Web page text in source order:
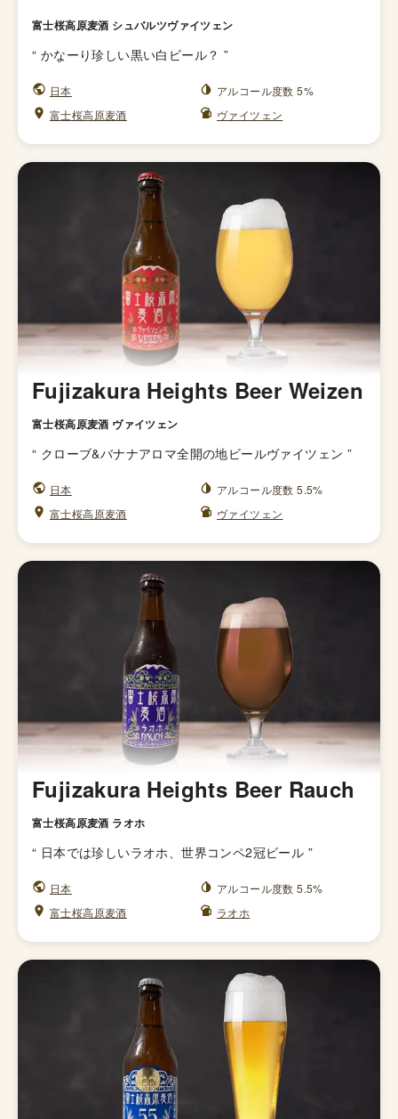
富士桜高原麦酒 シュバルツヴァイツェン
“ かなーり珍しい黒い白ビール？ ”
日本
アルコール度数 5%
富士桜高原麦酒
ヴァイツェン
Fujizakura Heights Beer Weizen
富士桜高原麦酒 ヴァイツェン
“ クローブ&バナナアロマ全開の地ビールヴァイツェン ”
日本
アルコール度数 5.5%
富士桜高原麦酒
ヴァイツェン
Fujizakura Heights Beer Rauch
富士桜高原麦酒 ラオホ
“ 日本では珍しいラオホ、世界コンペ2冠ビール ”
日本
アルコール度数 5.5%
富士桜高原麦酒
ラオホ